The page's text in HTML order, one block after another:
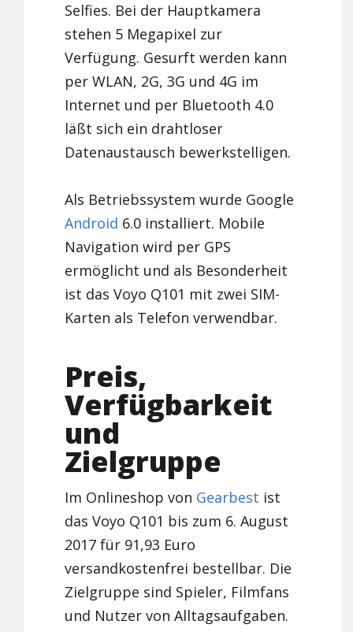
Selfies. Bei der Hauptkamera
stehen 5 Megapixel zur
Verfügung. Gesurft werden kann
per WLAN, 2G, 3G und 4G im
Internet und per Bluetooth 4.0
läßt sich ein drahtloser
Datenaustausch bewerkstelligen.
Als Betriebssystem wurde Google
Android 6.0 installiert. Mobile
Navigation wird per GPS
ermöglicht und als Besonderheit
ist das Voyo Q101 mit zwei SIM-
Karten als Telefon verwendbar.
Preis,
Verfügbarkeit
und
Zielgruppe
Im Onlineshop von Gearbest ist
das Voyo Q101 bis zum 6. August
2017 für 91,93 Euro
versandkostenfrei bestellbar. Die
Zielgruppe sind Spieler, Filmfans
und Nutzer von Alltagsaufgaben.